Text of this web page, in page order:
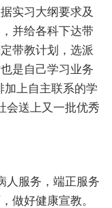
实习大纲要求及
并给各科下达带
带教计划，选派
是自己学习业务
加上自主联系的学
会送上又一批优秀
服务，端正服务
做好健康宣教。